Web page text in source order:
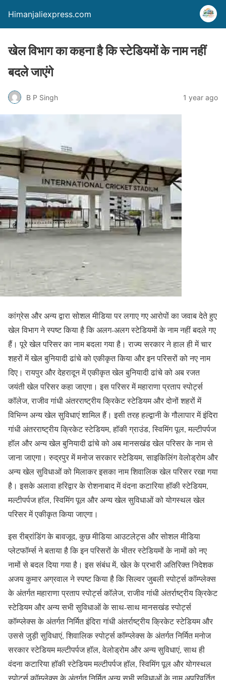
Himanjaliexpress.com
खेल विभाग का कहना है कि स्टेडियमों के नाम नहीं
बदले जाएंगे
B P Singh 1 year ago
कांग्रेस और अन्य द्वारा सोशल मीडिया पर लगाए गए आरोपों का जवाब देते हुए
खेल विभाग ने स्पष्ट किया है कि अलग-अलग स्टेडियमों के नाम नहीं बदले गए
हैं। पूरे खेल परिसर का नाम बदला गया है। राज्य सरकार ने हाल ही में चार
शहरों में खेल बुनियादी ढांचे को एकीकृत किया और इन परिसरों को नए नाम
दिए। रायपुर और देहरादून में एकीकृत खेल बुनियादी ढांचे को अब रजत
जयंती खेल परिसर कहा जाएगा। इस परिसर में महाराणा प्रताप स्पोर्ट्स
कॉलेज, राजीव गांधी अंतरराष्ट्रीय क्रिकेट स्टेडियम और दोनों शहरों में
विभिन्न अन्य खेल सुविधाएं शामिल हैं। इसी तरह हल्द्वानी के गौलापार में इंदिरा
गांधी अंतरराष्ट्रीय क्रिकेट स्टेडियम, हॉकी ग्राउंड, स्विमिंग पूल, मल्टीपर्पज
हॉल और अन्य खेल बुनियादी ढांचे को अब मानसखंड खेल परिसर के नाम से
जाना जाएगा। रुद्रपुर में मनोज सरकार स्टेडियम, साइकिलिंग वेलोड्रोम और
अन्य खेल सुविधाओं को मिलाकर इसका नाम शिवालिक खेल परिसर रखा गया
है। इसके अलावा हरिद्वार के रोशनाबाद में वंदना कटारिया हॉकी स्टेडियम,
मल्टीपर्पज हॉल, स्विमिंग पूल और अन्य खेल सुविधाओं को योगस्थल खेल
परिसर में एकीकृत किया जाएगा।
इस रीब्रांडिंग के बावजूद, कुछ मीडिया आउटलेट्स और सोशल मीडिया
प्लेटफॉर्म्स ने बताया है कि इन परिसरों के भीतर स्टेडियमों के नामों को नए
नामों से बदल दिया गया है। इस संबंध में, खेल के प्रभारी अतिरिक्त निदेशक
अजय कुमार अग्रवाल ने स्पष्ट किया है कि सिल्वर जुबली स्पोर्ट्स कॉम्प्लेक्स
के अंतर्गत महाराणा प्रताप स्पोर्ट्स कॉलेज, राजीव गांधी अंतर्राष्ट्रीय क्रिकेट
स्टेडियम और अन्य सभी सुविधाओं के साथ-साथ मानसखंड स्पोर्ट्स
कॉम्प्लेक्स के अंतर्गत निर्मित इंदिरा गांधी अंतर्राष्ट्रीय क्रिकेट स्टेडियम और
उससे जुड़ी सुविधाएं, शिवालिक स्पोर्ट्स कॉम्प्लेक्स के अंतर्गत निर्मित मनोज
सरकार स्टेडियम मल्टीपर्पज हॉल, वेलोड्रोम और अन्य सुविधाएं, साथ ही
वंदना कटारिया हॉकी स्टेडियम मल्टीपर्पज हॉल, स्विमिंग पूल और योगस्थल
स्पोर्ट्स कॉम्प्लेक्स के अंतर्गत निर्मित अन्य सभी सुविधाओं के नाम अपरिवर्तित